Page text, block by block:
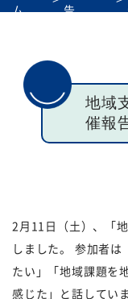
社協とは
採用
お問い合せ
ム
告
地域
催報
2月11日（土）、「
しました。 参加者
たい」「地域課題を
感じた」と話してい